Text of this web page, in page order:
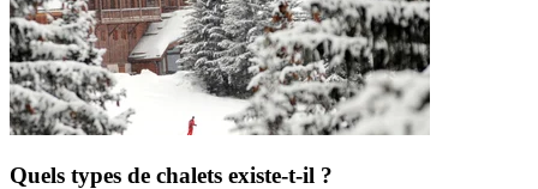
Quels types de chalets existe-t-il ?